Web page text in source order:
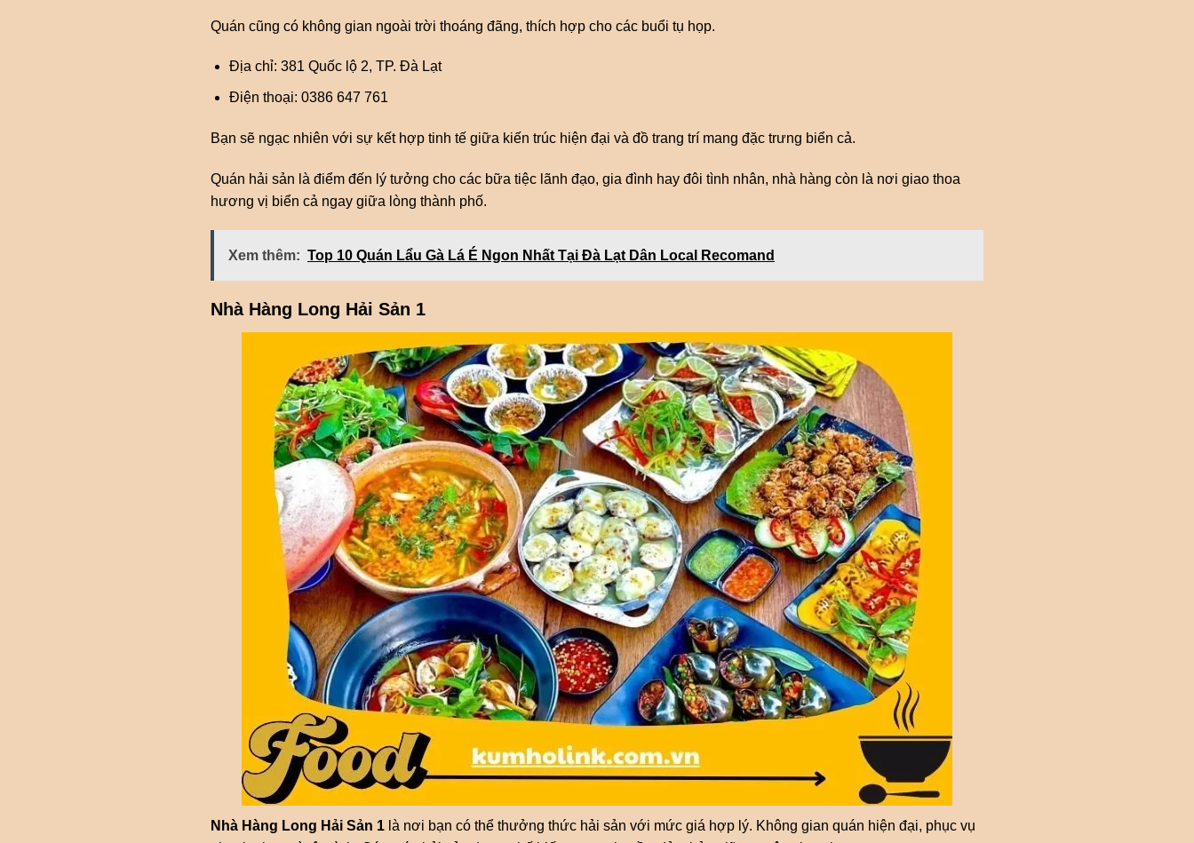
Quán cũng có không gian ngoài trời thoáng đãng, thích hợp cho các buổi tụ họp.
Địa chỉ: 381 Quốc lộ 2, TP. Đà Lạt
Điện thoại: 0386 647 761
Bạn sẽ ngạc nhiên với sự kết hợp tinh tế giữa kiến trúc hiện đại và đồ trang trí mang đặc trưng biển cả.
Quán hải sản là điểm đến lý tưởng cho các bữa tiệc lãnh đạo, gia đình hay đôi tình nhân, nhà hàng còn là nơi giao thoa
hương vị biển cả ngay giữa lòng thành phố.
Xem thêm: Top 10 Quán Lẩu Gà Lá É Ngon Nhất Tại Đà Lạt Dân Local Recomand
Nhà Hàng Long Hải Sản 1
Nhà Hàng Long Hải Sản 1 là nơi bạn có thể thưởng thức hải sản với mức giá hợp lý. Không gian quán hiện đại, phục vụ